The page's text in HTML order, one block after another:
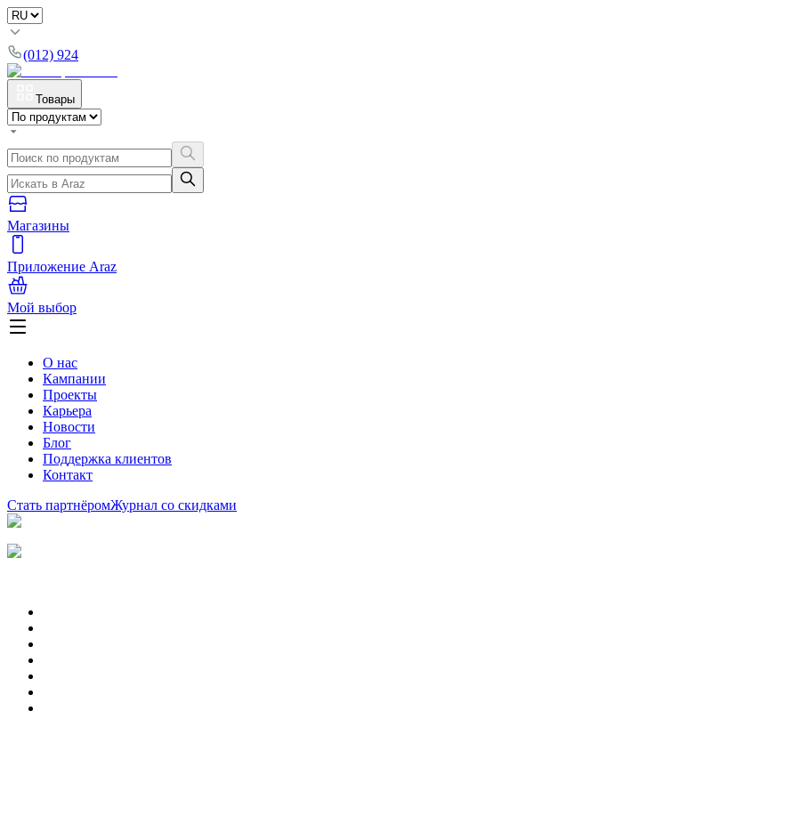
(012) 924
Товары
Магазины
Приложение Araz
Мой выбор
О нас
Кампании
Проекты
Карьера
Новости
Блог
Поддержка клиентов
Контакт
Стать партнёромЖурнал со скидками